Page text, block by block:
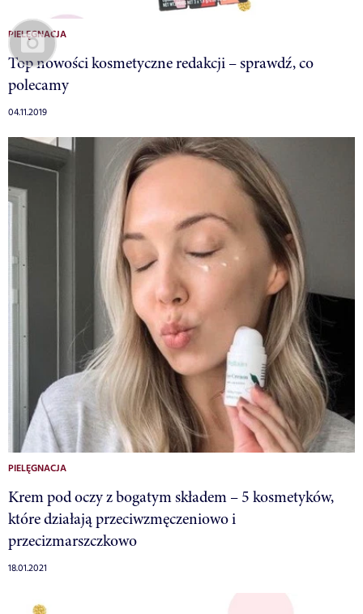
PIELĘGNACJA
Top nowości kosmetyczne redakcji – sprawdź, co
polecamy
04.11.2019
PIELĘGNACJA
Krem pod oczy z bogatym składem – 5 kosmetyków,
które działają przeciwzmęczeniowo i
przecizmarszczkowo
18.01.2021